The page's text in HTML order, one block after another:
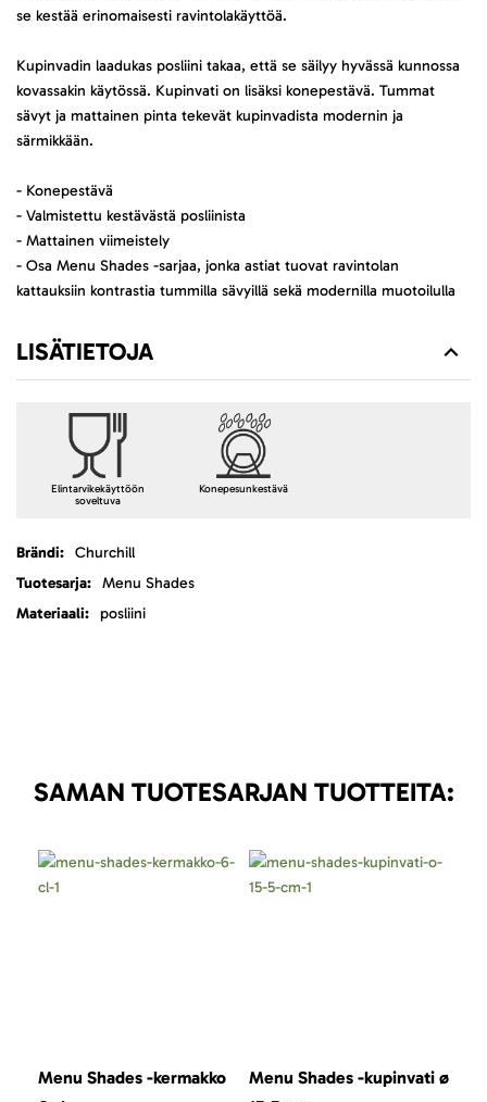
se kestää erinomaisesti ravintolakäyttöä.
Kupinvadin laadukas posliini takaa, että se säilyy hyvässä kunnossa
kovassakin käytössä. Kupinvati on lisäksi konepestävä. Tummat
sävyt ja mattainen pinta tekevät kupinvadista modernin ja
särmikkään.
- Konepestävä
- Valmistettu kestävästä posliinista
- Mattainen viimeistely
- Osa Menu Shades -sarjaa, jonka astiat tuovat ravintolan
kattauksiin kontrastia tummilla sävyillä sekä modernilla muotoilulla
LISÄTIETOJA
Elintarvikekäyttöön
soveltuva
Konepesunkestävä
LisätietojaChurchill
Menu Shades
posliini
SAMAN TUOTESARJAN TUOTTEITA:
Menu Shades -kermakko
Menu Shades -kupinvati ø